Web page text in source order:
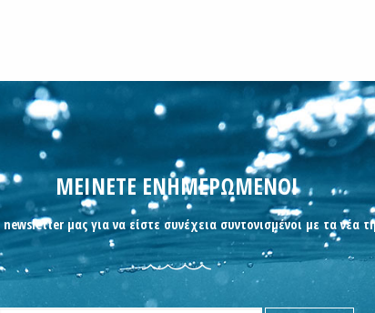
ΜΕΙΝΕΤΕ ΕΝΗΜΕΡΩΜΕΝΟΙ
newsletter μας για να είστε συνέχεια συντονισμένοι με τα νέα